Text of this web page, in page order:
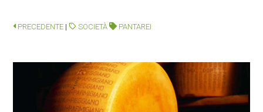
PRECEDENTE | SOCIETÀ PANTAREI